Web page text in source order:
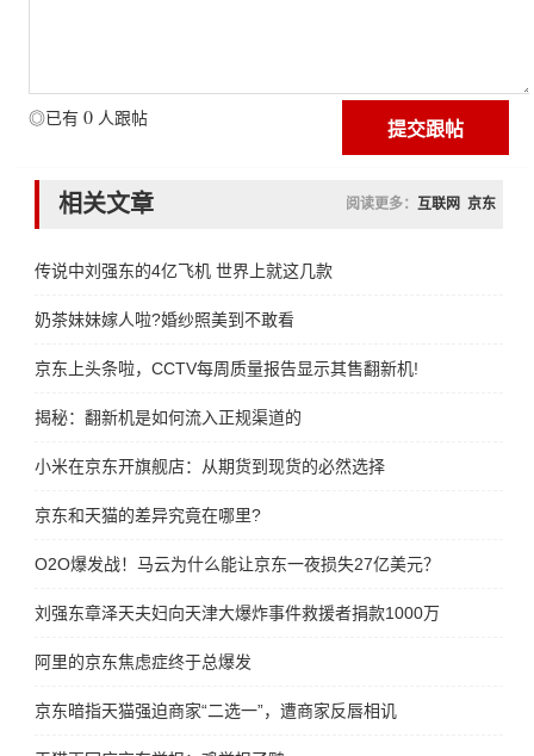
◎已有 0 人跟帖
相关文章 阅读更多： 互联网 京东
传说中刘强东的4亿飞机 世界上就这几款
奶茶妹妹嫁人啦?婚纱照美到不敢看
京东上头条啦，CCTV每周质量报告显示其售翻新机!
揭秘：翻新机是如何流入正规渠道的
小米在京东开旗舰店：从期货到现货的必然选择
京东和天猫的差异究竟在哪里?
O2O爆发战！马云为什么能让京东一夜损失27亿美元？
刘强东章泽天夫妇向天津大爆炸事件救援者捐款1000万
阿里的京东焦虑症终于总爆发
京东暗指天猫强迫商家“二选一”，遭商家反唇相讥